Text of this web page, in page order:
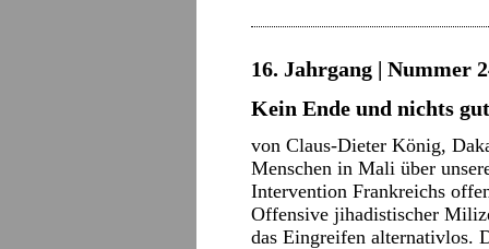
16. Jahrgang | Nummer
Kein Ende und nichts
von Claus-Dieter König,
Menschen in Mali über
Intervention Frankreichs
Offensive jihadistischer
das Eingreifen alternativlos.